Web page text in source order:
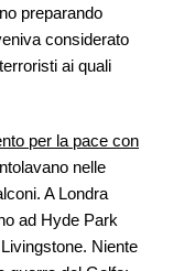
preparando
considerato
ai quali
per la pace con
nelle
A Londra
ad Hyde Park
Niente